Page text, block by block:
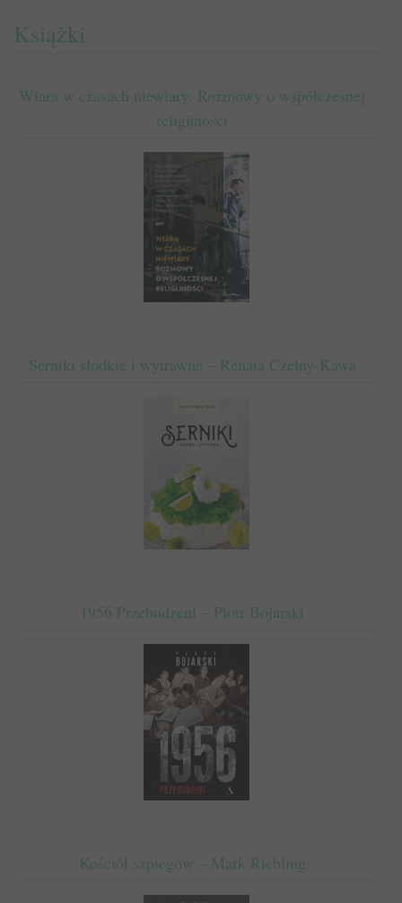
Książki
Wiara w czasach niewiary. Rozmowy o współczesnej
religijności
Serniki słodkie i wytrawne – Renata Czelny-Kawa
1956 Przebudzeni – Piotr Bojarski
Kościół szpiegów – Mark Riebling